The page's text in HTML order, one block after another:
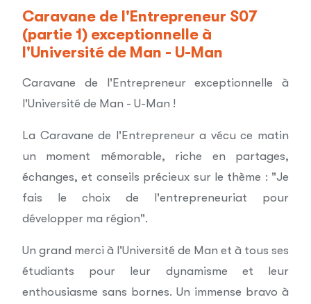
Caravane de l'Entrepreneur S07
(partie 1) exceptionnelle à
l'Université de Man - U-Man
Caravane de l'Entrepreneur exceptionnelle à
l'Université de Man - U-Man !
La Caravane de l'Entrepreneur a vécu ce matin
un moment mémorable, riche en partages,
échanges, et conseils précieux sur le thème : "Je
fais le choix de l'entrepreneuriat pour
développer ma région".
Un grand merci à l'Université de Man et à tous ses
étudiants pour leur dynamisme et leur
enthousiasme sans bornes. Un immense bravo à